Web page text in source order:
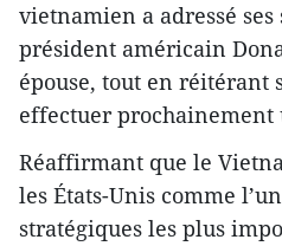
vietnamien a adressé
président américain
épouse, tout en réitérant
effectuer prochainement
Réaffirmant que le
les États-Unis comme
stratégiques les plus